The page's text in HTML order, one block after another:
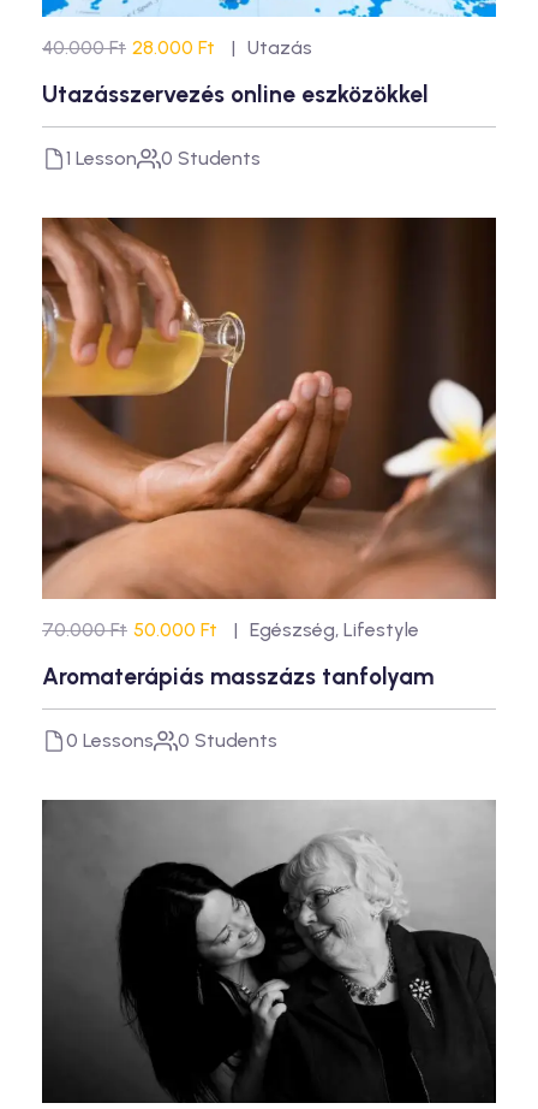
40.000 Ft 28.000 Ft Utazás
Utazásszervezés online eszközökkel
1 Lesson 0 Students
70.000 Ft 50.000 Ft Egészség, Lifestyle
Aromaterápiás masszázs tanfolyam
0 Lessons 0 Students